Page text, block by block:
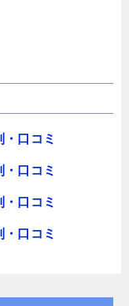
口コミ
口コミ
口コミ
口コミ